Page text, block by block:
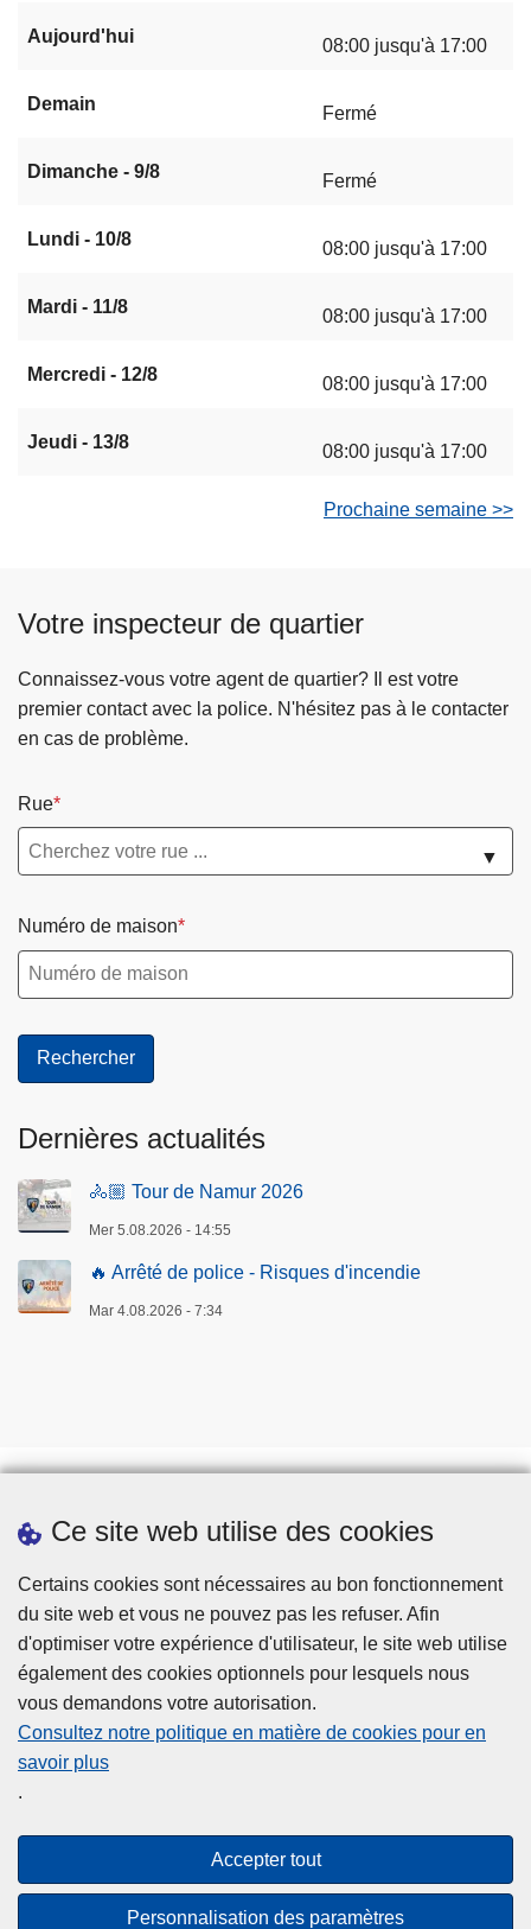
Ce site web utilise des cookies
Certains cookies sont nécessaires au bon fonctionnement
du site web et vous ne pouvez pas les refuser. Afin
d'optimiser votre expérience d'utilisateur, le site web utilise
également des cookies optionnels pour lesquels nous
vous demandons votre autorisation.
Consultez notre politique en matière de cookies pour en
savoir plus
.
Accepter tout
Personnalisation des paramètres
Aujourd'hui 08:00 jusqu'à 17:00
Demain Fermé
Dimanche - 9/8 Fermé
Lundi - 10/8 08:00 jusqu'à 17:00
Mardi - 11/8 08:00 jusqu'à 17:00
Mercredi - 12/8 08:00 jusqu'à 17:00
Jeudi - 13/8 08:00 jusqu'à 17:00
Prochaine semaine >>
Votre inspecteur de quartier
Connaissez-vous votre agent de quartier? Il est votre
premier contact avec la police. N'hésitez pas à le contacter
en cas de problème.
Rue
▼
Numéro de maison
Dernières actualités
🚴🏼 Tour de Namur 2026
Mer 5.08.2026 - 14:55
🔥 Arrêté de police - Risques d'incendie
Mar 4.08.2026 - 7:34
Téléchargements
Presse
Cookies
Accessibilité